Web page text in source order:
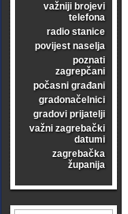
važniji brojevi
telefona
radio stanice
povijest naselja
poznati
zagrepčani
počasni građani
gradonačelnici
gradovi prijatelji
važni zagrebački
datumi
zagrebačka
županija